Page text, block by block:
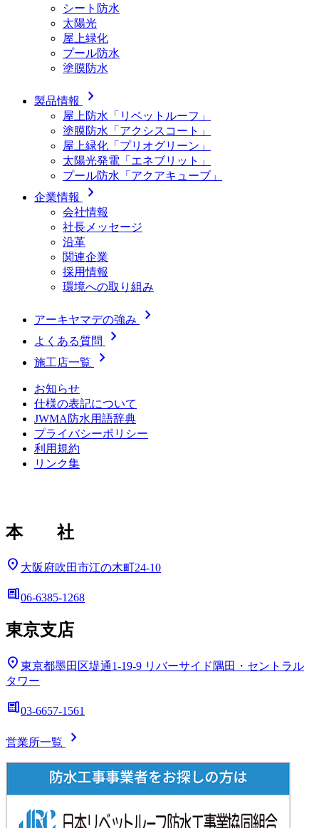
シート防水
太陽光
屋上緑化
プール防水
塗膜防水
製品情報 chevron_right
屋上防水「リベットルーフ」
塗膜防水「アクシスコート」
屋上緑化「プリオグリーン」
太陽光発電「エネブリット」
プール防水「アクアキューブ」
企業情報
chevron_right
会社情報
社長メッセージ
沿革
関連企業
採用情報
環境への取り組み
アーキヤマデの強み chevron_right
よくある質問 chevron_right
施工店一覧 chevron_right
お知らせ
仕様の表記について
JWMA防水用語辞典
プライバシーポリシー
利用規約
リンク集
本 社
location_on 大阪府吹田市江の木町24-10
deskphone06-6385-1268
東京支店
location_on 東京都墨田区堤通1-19-9 リバーサイド隅田・セントラル
タワー
deskphone03-6657-1561
営業所一覧 chevron_right